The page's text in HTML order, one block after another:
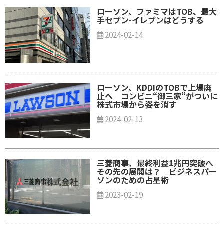
ローソン、ファミマはTOB、最大
手セブン-イレブンはどうする
2024-02-14
ローソン、KDDIのTOBで上場廃
止へ｜コンビニ“御三家”がついに
株式市場から姿を消す
2024-02-13
三菱商事、最終利益1兆円突破へ
その先の展開は？｜ビジネスパー
ソンのための占星術
2023-02-19